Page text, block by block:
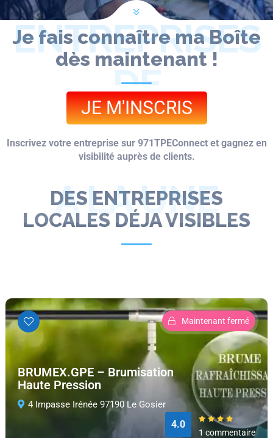
Je fais connaître ma Boîte
dès maintenant !
ENTREPRISES
DE
GUADELOUPE
JE M'INSCRIS
Inscrivez votre entreprise sur 971TPEConnect et gagnez en
visibilité auprès de clients.
DES ENTREPRISES
LOCALES DÉJA VISIBLES
A LA UNE
Maintenant fermé
BRUMEX.GPE – Brumisation
Haute Pression
4 Impasse Irénée 97190 Le Gosier
4.0
1 commentaire